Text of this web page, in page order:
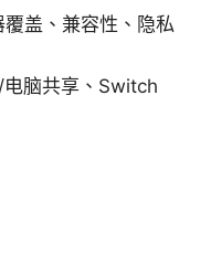
盖、兼容性、隐私
脑共享、Switch